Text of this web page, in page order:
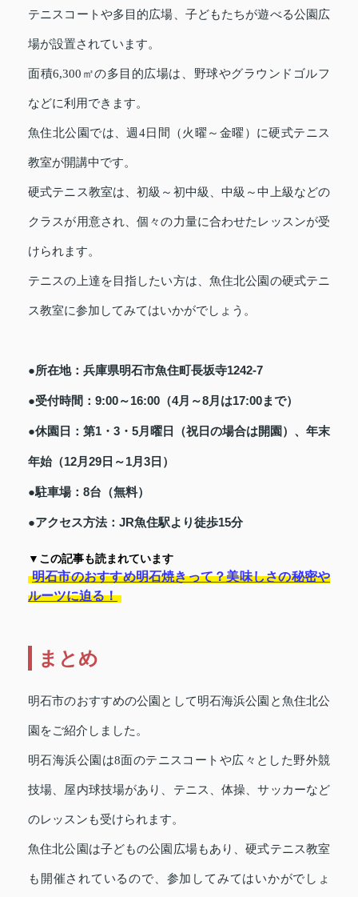
テニスコートや多目的広場、子どもたちが遊べる公園広
場が設置されています。
面積6,300㎡の多目的広場は、野球やグラウンドゴルフ
などに利用できます。
魚住北公園では、週4日間（火曜～金曜）に硬式テニス
教室が開講中です。
硬式テニス教室は、初級～初中級、中級～中上級などの
クラスが用意され、個々の力量に合わせたレッスンが受
けられます。
テニスの上達を目指したい方は、魚住北公園の硬式テニ
ス教室に参加してみてはいかがでしょう。
●所在地：兵庫県明石市魚住町長坂寺1242-7
●受付時間：9:00～16:00（4月～8月は17:00まで）
●休園日：第1・3・5月曜日（祝日の場合は開園）、年末
年始（12月29日～1月3日）
●駐車場：8台（無料）
●アクセス方法：JR魚住駅より徒歩15分
▼この記事も読まれています
明石市のおすすめ明石焼きって？美味しさの秘密や
ルーツに迫る！
まとめ
明石市のおすすめの公園として明石海浜公園と魚住北公
園をご紹介しました。
明石海浜公園は8面のテニスコートや広々とした野外競
技場、屋内球技場があり、テニス、体操、サッカーなど
のレッスンも受けられます。
魚住北公園は子どもの公園広場もあり、硬式テニス教室
も開催されているので、参加してみてはいかがでしょ